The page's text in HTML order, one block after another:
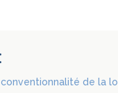
de la